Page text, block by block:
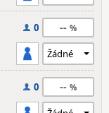
0 --
0 --